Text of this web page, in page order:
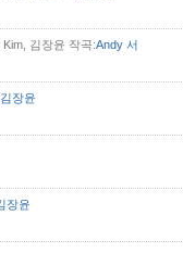
Kim, 김장윤 작곡:Andy 서
김장윤
장윤